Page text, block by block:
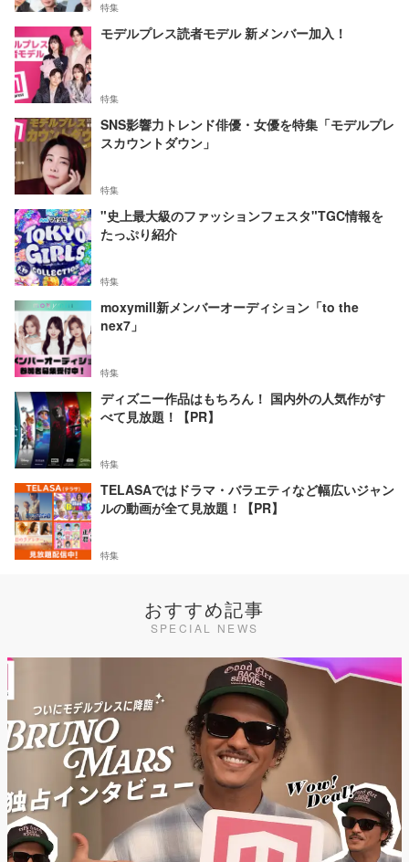
特集
モデルプレス読者モデル 新メンバー加入！
特集
SNS影響力トレンド俳優・女優を特集「モデルプレ
スカウントダウン」
特集
"史上最大級のファッションフェスタ"TGC情報を
たっぷり紹介
特集
moxymill新メンバーオーディション「to the
nex7」
特集
ディズニー作品はもちろん！ 国内外の人気作がす
べて見放題！【PR】
特集
TELASAではドラマ・バラエティなど幅広いジャン
ルの動画が全て見放題！【PR】
特集
おすすめ記事
SPECIAL NEWS